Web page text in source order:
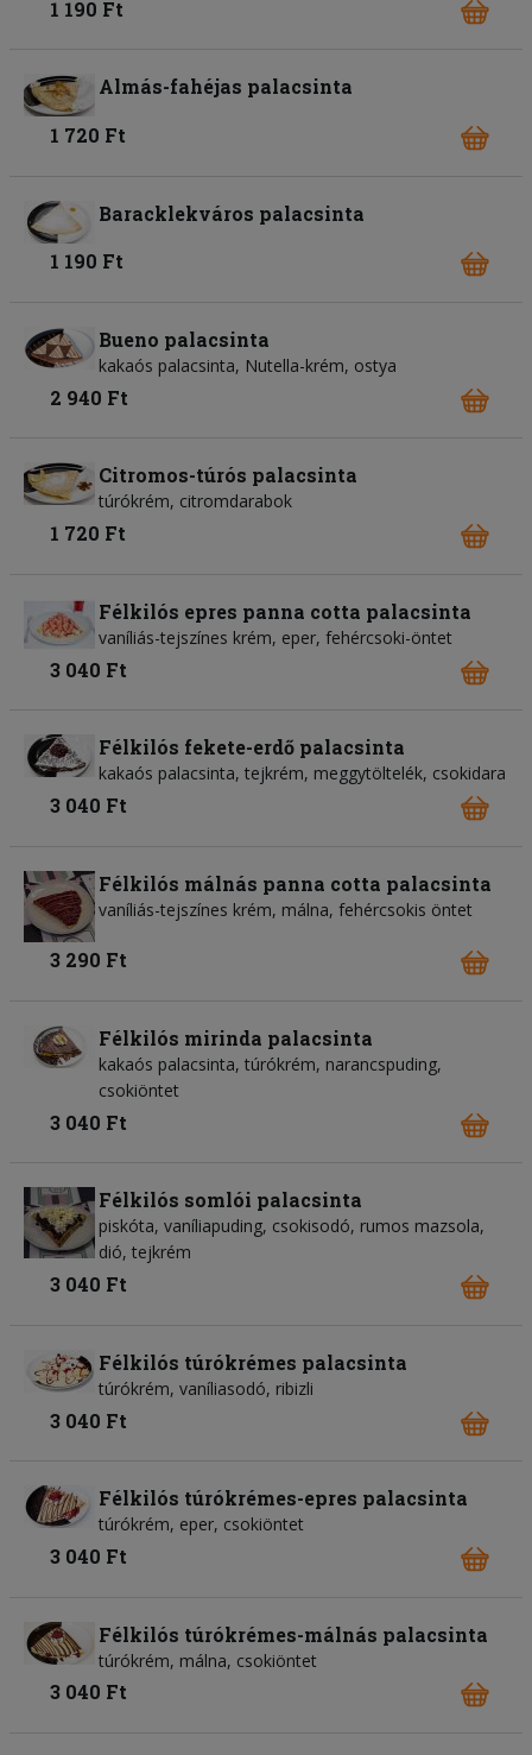
1 190 Ft
Almás-fahéjas palacsinta
1 720 Ft
Baracklekváros palacsinta
1 190 Ft
Bueno palacsinta
kakaós palacsinta, Nutella-krém, ostya
2 940 Ft
Citromos-túrós palacsinta
túrókrém, citromdarabok
1 720 Ft
Félkilós epres panna cotta palacsinta
vaníliás-tejszínes krém, eper, fehércsoki-öntet
3 040 Ft
Félkilós fekete-erdő palacsinta
kakaós palacsinta, tejkrém, meggytöltelék, csokidara
3 040 Ft
Félkilós málnás panna cotta palacsinta
vaníliás-tejszínes krém, málna, fehércsokis öntet
3 290 Ft
Félkilós mirinda palacsinta
kakaós palacsinta, túrókrém, narancspuding,
csokiöntet
3 040 Ft
Félkilós somlói palacsinta
piskóta, vaníliapuding, csokisodó, rumos mazsola,
dió, tejkrém
3 040 Ft
Félkilós túrókrémes palacsinta
túrókrém, vaníliasodó, ribizli
3 040 Ft
Félkilós túrókrémes-epres palacsinta
túrókrém, eper, csokiöntet
3 040 Ft
Félkilós túrókrémes-málnás palacsinta
túrókrém, málna, csokiöntet
3 040 Ft